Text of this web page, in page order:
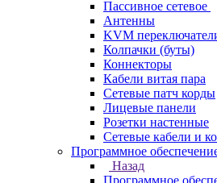
Пассивное сетевое
Антенны
KVM
Колпачки (буты)
Коннекторы
Кабели витая пара
Сетевые патч корды
Лицевые панели
Розетки настенные
Сетевые кабели и
Программное
Назад
Программное